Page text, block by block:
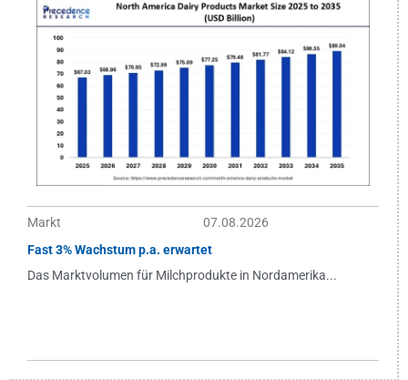
Markt
07.08.2026
Fast 3% Wachstum p.a. erwartet
Das Marktvolumen für Milchprodukte in Nordamerika...